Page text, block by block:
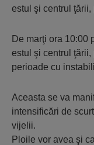
estul şi centrul ţării,
De marţi ora 10:00
estul şi centrul ţării,
perioade cu
Aceasta se va
intensificări de
vijelii.
Ploile vor avea şi